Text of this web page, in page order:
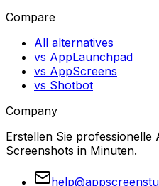
Compare
All alternatives
vs AppLaunchpad
vs AppScreens
vs Shotbot
Company
Erstellen Sie
Screenshots in Minuten.